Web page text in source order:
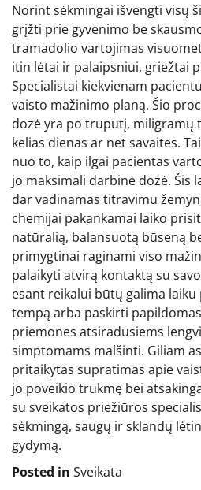
Norint sėkmingai išvengti visų
grįžti prie gyvenimo be
tramadolio vartojimas
itin lėtai ir palaipsniui, griežtai
Specialistai kiekvienam
vaisto mažinimo planą. Šio
dozė yra po truputį, miligramų
kelias dienas ar net savaites.
nuo to, kaip ilgai pacientas
jo maksimali darbinė dozė. Šis
dar vadinamas titravimu
chemijai pakankamai laiko
natūralią, balansuotą būseną
primygtinai raginami viso
palaikyti atvirą kontaktą su
esant reikalui būtų galima
tempą arba paskirti
priemones atsiradusiems
simptomams malšinti. Giliam
pritaikytas supratimas apie
jo poveikio trukmę bei
su sveikatos priežiūros
sėkmingą, saugų ir sklandų
gydymą.
Posted in Sveikata